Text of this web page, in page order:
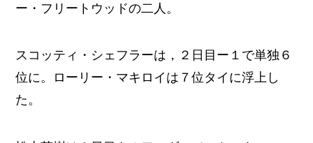
ー・フリートウッドの二人。
スコッティ・シェフラーは，２日目ー１で単独６
位に。ローリー・マキロイは７位タイに浮上し
た。